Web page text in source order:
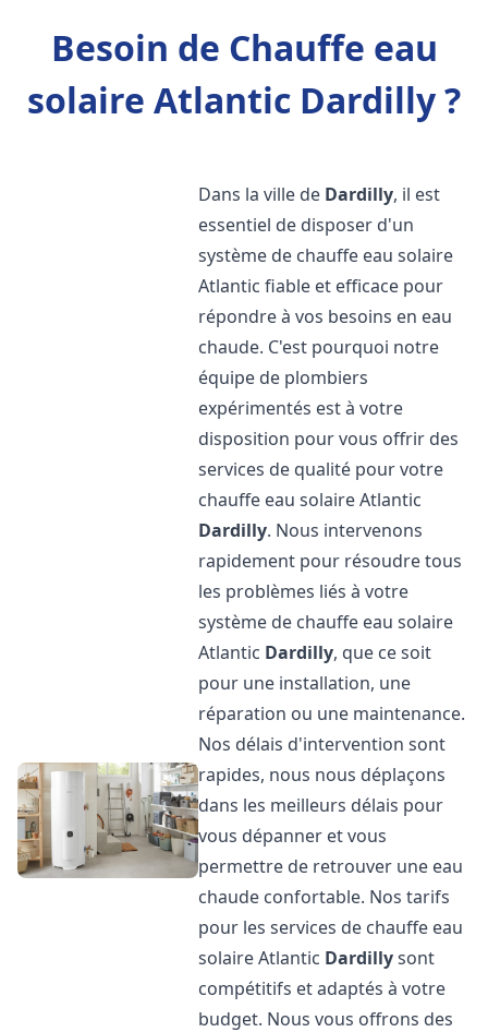
Besoin de Chauffe eau
solaire Atlantic Dardilly ?
Dans la ville de Dardilly, il est
essentiel de disposer d'un
système de chauffe eau solaire
Atlantic fiable et efficace pour
répondre à vos besoins en eau
chaude. C'est pourquoi notre
équipe de plombiers
expérimentés est à votre
disposition pour vous offrir des
services de qualité pour votre
chauffe eau solaire Atlantic
Dardilly. Nous intervenons
rapidement pour résoudre tous
les problèmes liés à votre
système de chauffe eau solaire
Atlantic Dardilly, que ce soit
pour une installation, une
réparation ou une maintenance.
Nos délais d'intervention sont
rapides, nous nous déplaçons
dans les meilleurs délais pour
vous dépanner et vous
permettre de retrouver une eau
chaude confortable. Nos tarifs
pour les services de chauffe eau
solaire Atlantic Dardillysont
compétitifs et adaptés à votre
budget. Nous vous offrons des